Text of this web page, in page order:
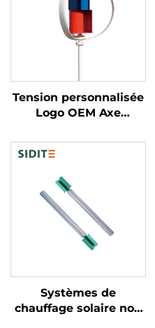
Tension personnalisée
Logo OEM Axe
Éolienne 100W-50kW
Système Autonome
d'Énergie Éolienne
avec Logo
Systèmes de
chauffage solaire non